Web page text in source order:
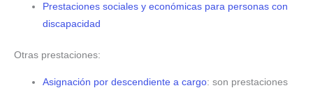
Prestaciones sociales y económicas para personas con
discapacidad
Otras prestaciones:
Asignación por descendiente a cargo: son prestaciones